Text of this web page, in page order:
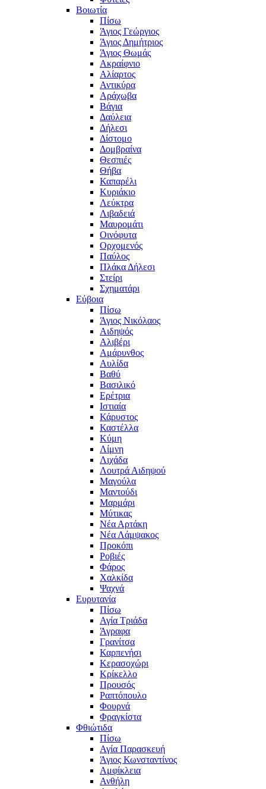
Βοιωτία
Πίσω
Άγιος Γεώργιος
Άγιος Δημήτριος
Άγιος Θωμάς
Ακραίφνιο
Αλίαρτος
Αντικύρα
Αράχωβα
Βάγια
Δαύλεια
Δήλεσι
Δίστομο
Δομβραίνα
Θεσπιές
Θήβα
Καπαρέλι
Κυριάκιο
Λεύκτρα
Λιβαδειά
Μαυρομάτι
Οινόφυτα
Ορχομενός
Παύλος
Πλάκα Δήλεσι
Στείρι
Σχηματάρι
Εύβοια
Πίσω
Άγιος Νικόλαος
Αιδηψός
Αλιβέρι
Αμάρυνθος
Αυλίδα
Βαθύ
Βασιλικό
Ερέτρια
Ιστιαία
Κάρυστος
Καστέλλα
Κύμη
Λίμνη
Λιχάδα
Λουτρά Αιδηψού
Μαγούλα
Μαντούδι
Μαρμάρι
Μύτικας
Νέα Αρτάκη
Νέα Λάμψακος
Προκόπι
Ροβιές
Φάρος
Χαλκίδα
Ψαχνά
Ευρυτανία
Πίσω
Αγία Τριάδα
Άγραφα
Γρανίτσα
Καρπενήσι
Κερασοχώρι
Κρίκελλο
Προυσός
Ραπτόπουλο
Φουρνά
Φραγκίστα
Φθιώτιδα
Πίσω
Αγία Παρασκευή
Άγιος Κωνσταντίνος
Αμφίκλεια
Ανθήλη